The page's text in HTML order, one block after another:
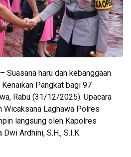
Suasana haru dan kebanggaan
Pangkat bagi 97
Rabu (31/12/2025). Upacara
Wicaksana Laghawa Polres
langsung oleh Kapolres
Ardhini, S.H., S.I.K.